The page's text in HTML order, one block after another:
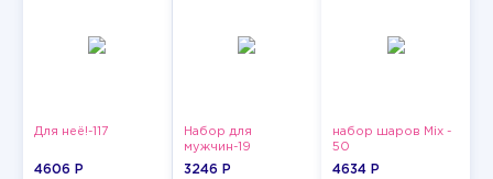
Для неё!-117
4606 P
Набор для
мужчин-19
3246 P
набор шаров Mix -
50
4634 P